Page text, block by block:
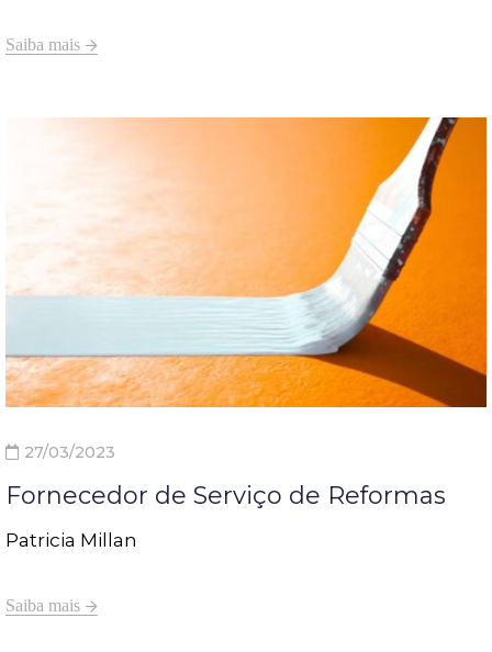
Saiba mais
27/03/2023
Fornecedor de Serviço de Reformas
Patricia Millan
Saiba mais